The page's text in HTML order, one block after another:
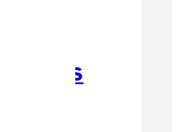
plus